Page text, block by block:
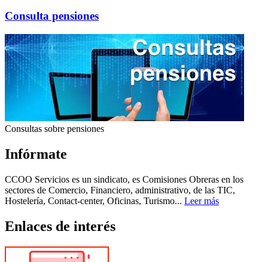
Consulta pensiones
Consultas sobre pensiones
Infórmate
CCOO Servicios es un sindicato, es Comisiones Obreras en los
sectores de Comercio, Financiero, administrativo, de las TIC,
Hostelería, Contact-center, Oficinas, Turismo... Leer más
Enlaces de interés